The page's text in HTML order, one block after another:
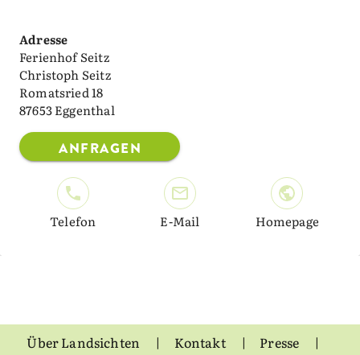
Adresse
Ferienhof Seitz
Christoph Seitz
Romatsried 18
87653 Eggenthal
ANFRAGEN
Telefon E-Mail Homepage
Über Landsichten Kontakt Presse